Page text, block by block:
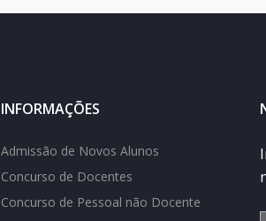
INFORMAÇÕES
Admissão de Novos Alunos
Concurso de Docentes
Concurso de Pessoal não Docente